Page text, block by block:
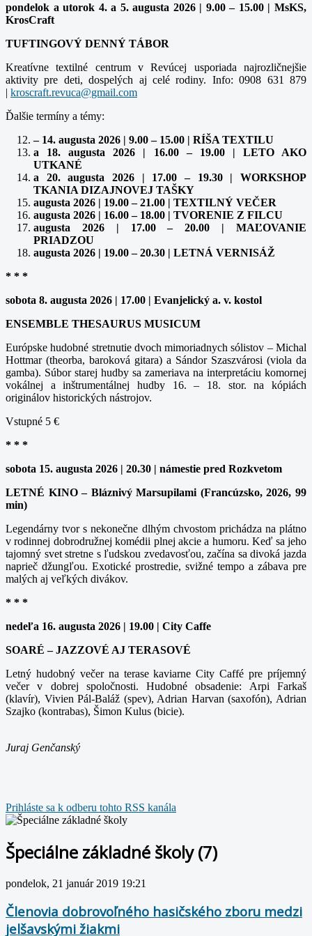
pondelok a utorok 4. a 5. augusta 2026 | 9.00 – 15.00 | MsKS,
KrosCraft
TUFTINGOVÝ DENNÝ TÁBOR
Kreatívne textilné centrum v Revúcej usporiada najrozličnejšie
aktivity pre deti, dospelých aj celé rodiny. Info: 0908 631 879
|
Ďalšie termíny a témy:
– 14. augusta 2026 | 9.00 – 15.00 | RÍŠA TEXTILU
a 18. augusta 2026 | 16.00 – 19.00 | LETO AKO
UTKANÉ
a 20. augusta 2026 | 17.00 – 19.30 | WORKSHOP
TKANIA DIZAJNOVEJ TAŠKY
augusta 2026 | 19.00 – 21.00 | TEXTILNÝ VEČER
augusta 2026 | 16.00 – 18.00 | TVORENIE Z FILCU
augusta 2026 | 17.00 – 20.00 | MAĽOVANIE
PRIADZOU
augusta 2026 | 19.00 – 20.30 | LETNÁ VERNISÁŽ
* * *
sobota 8. augusta 2026 | 17.00 | Evanjelický a. v. kostol
ENSEMBLE THESAURUS MUSICUM
Európske hudobné stretnutie dvoch mimoriadnych sólistov – Michal
Hottmar (theorba, baroková gitara) a Sándor Szaszvárosi (viola da
gamba). Súbor starej hudby sa zameriava na interpretáciu komornej
vokálnej a inštrumentálnej hudby 16. – 18. stor. na kópiách
originálov historických nástrojov.
Vstupné 5 €
* * *
sobota 15. augusta 2026 | 20.30 | námestie pred Rozkvetom
LETNÉ KINO – Bláznivý Marsupilami (Francúzsko, 2026, 99
min)
Legendárny tvor s nekonečne dlhým chvostom prichádza na plátno
v rodinnej dobrodružnej komédii plnej akcie a humoru. Keď sa jeho
tajomný svet stretne s ľudskou zvedavosťou, začína sa divoká jazda
naprieč džungľou. Exotické prostredie, svižné tempo a zábava pre
malých aj veľkých divákov.
* * *
nedeľa 16. augusta 2026 | 19.00 | City Caffe
SOARÉ – JAZZOVÉ AJ TERASOVÉ
Letný hudobný večer na terase kaviarne City Caffé pre príjemný
večer v dobrej spoločnosti. Hudobné obsadenie: Arpi Farkaš
(klavír), Vivien Pál-Baláž (spev), Adrian Harvan (saxofón), Adrian
Szajko (kontrabas), Šimon Kulus (bicie).
Juraj Genčanský
Prihláste sa k odberu tohto RSS kanála
Špeciálne základné školy (7)
pondelok, 21 január 2019 19:21
Členovia dobrovoľného hasičského zboru medzi
jelšavskými žiakmi